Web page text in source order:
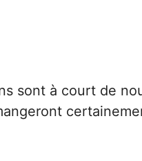
sont à court de